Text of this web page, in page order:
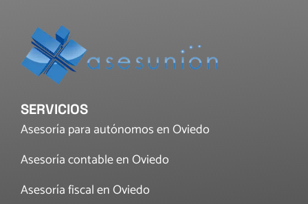
SERVICIOS
Asesoría para autónomos en Oviedo
Asesoría contable en Oviedo
Asesoría fiscal en Oviedo